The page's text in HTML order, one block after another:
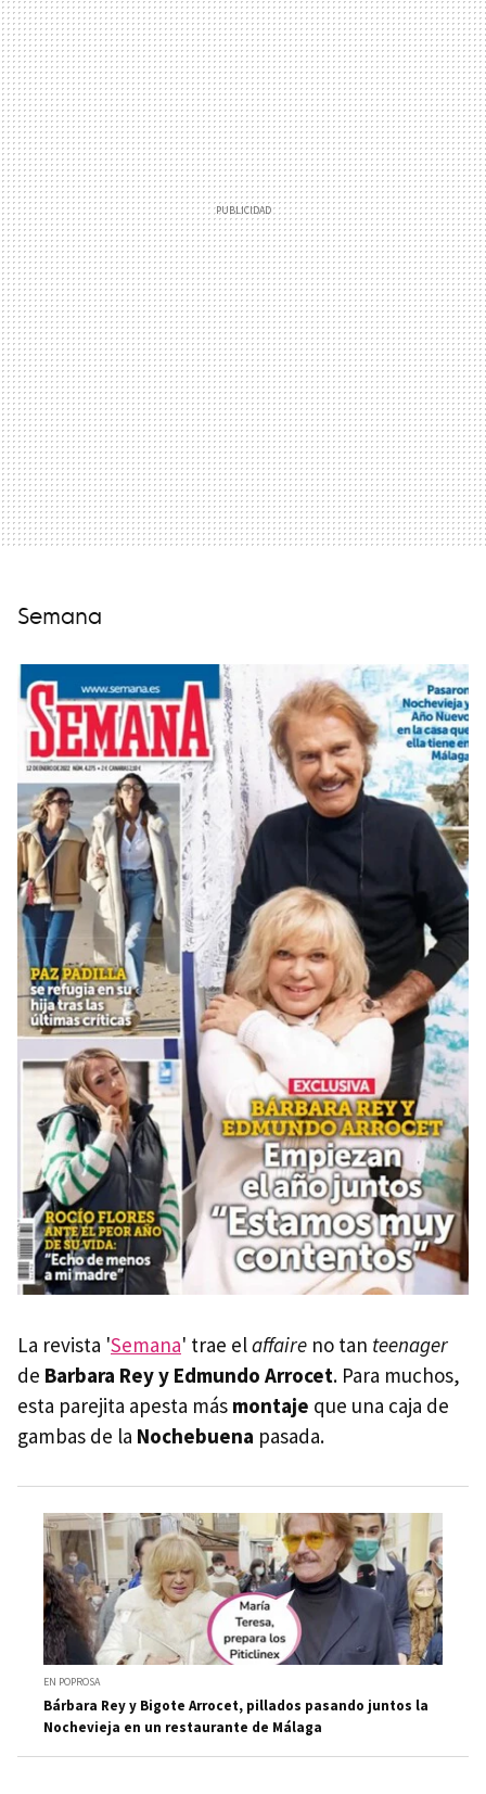
Semana
La revista 'Semana' trae elaffaire no tan teenager
de Barbara Rey y Edmundo Arrocet. Para muchos,
esta parejita apesta más montaje que una caja de
gambas de la Nochebuena pasada.
EN POPROSA
Bárbara Rey y Bigote Arrocet, pillados pasando juntos la
Nochevieja en un restaurante de Málaga